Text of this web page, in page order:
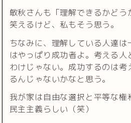
敏秋さんも「理解できるかどう
笑えるけど、私もそう思う。
ちなみに、理解している人達
はやっぱり成功者よ。考える人
わけじゃない。成功するのは考
るんじゃないかなと思う。
我が家は自由な選択と平等な権
民主主義らしい（笑）